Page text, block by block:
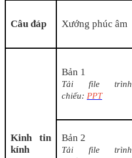
Câu đáp Xướng phúc âm
Kinh tin
kính
Bản 1
Tải file trình
chiếu: PPT
Bản 2
Tải file trình